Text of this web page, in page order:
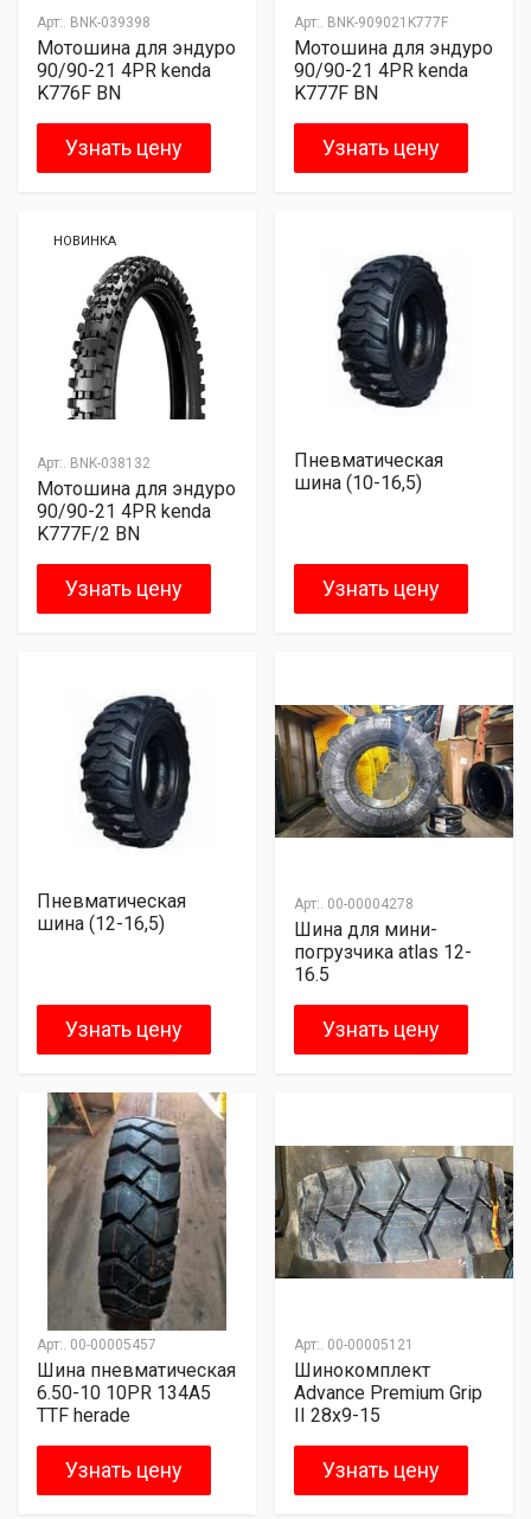
Арт:. BNK-039398
Мотошина для эндуро
90/90-21 4PR kenda
K776F BN
Узнать цену
Арт:. BNK-909021K777F
Мотошина для эндуро
90/90-21 4PR kenda
K777F BN
Узнать цену
Арт:. BNK-038132
НОВИНКА
Мотошина для эндуро
90/90-21 4PR kenda
K777F/2 BN
Узнать цену
Пневматическая
шина (10-16,5)
Узнать цену
Пневматическая
шина (12-16,5)
Узнать цену
Арт:. 00-00004278
Шина для мини-
погрузчика atlas 12-
16.5
Узнать цену
Арт:. 00-00005457
Шина пневматическая
6.50-10 10PR 134A5
TTF herade
Узнать цену
Арт:. 00-00005121
Шинокомплект
Advance Premium Grip
II 28х9-15
Узнать цену